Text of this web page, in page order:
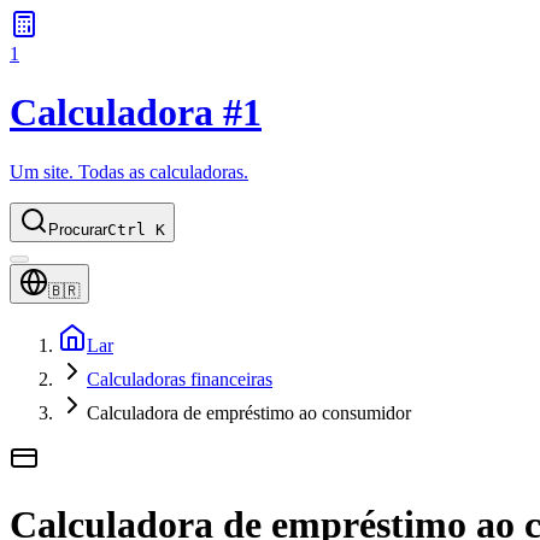
1
Calculadora #1
Um site. Todas as calculadoras.
ProcurarCtrl K
🇧🇷
Lar
Calculadoras financeiras
Calculadora de empréstimo ao consumidor
Calculadora de empréstimo ao